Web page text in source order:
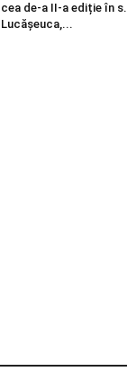
cea de-a II-a ediție în s.
Lucășeuca,...